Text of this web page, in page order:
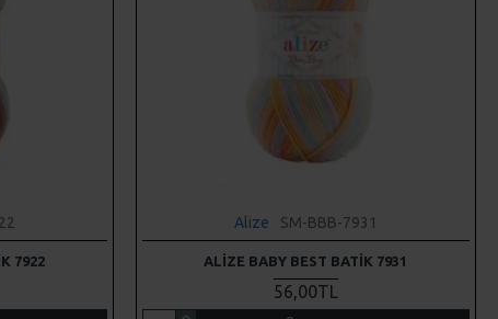
7922
Alize SM-BBB-7931
ALIZE BABY BEST BATIK 7931
56,00TL